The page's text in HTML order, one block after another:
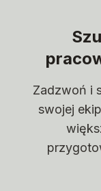
Zadzwoń i
swojej